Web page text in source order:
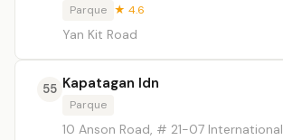
Parque ★ 4.6
Yan Kit Road
55 Kapatagan ldn
Parque
10 Anson Road, # 21-07 International